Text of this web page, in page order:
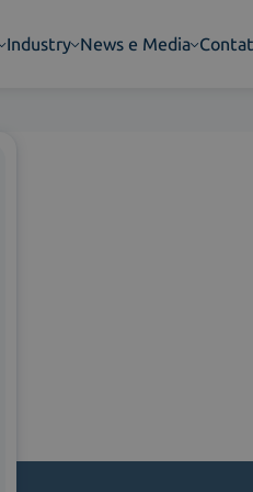
Industry News e Media